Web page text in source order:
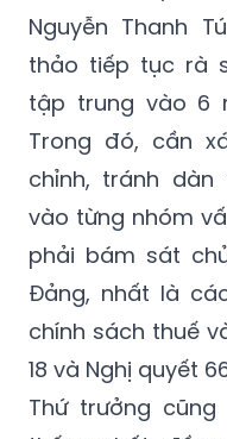
tập trung vào 6
Trong đó, cần
chỉnh, tránh
vào từng nhóm
phải bám sát
Đảng, nhất là
chính sách thuế
18 và Nghị quyết
Thứ trưởng
thống nhất,
luật, tránh